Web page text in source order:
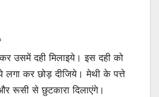
उसमें दही मिलाइये। इस दही को
लगा कर छोड़ दीजिये। मेथी के पत्ते
रूसी से छुटकारा दिलाएंगे।